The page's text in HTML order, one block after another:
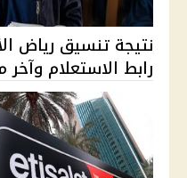
نتيجة تنسيق رياض
رابط الاستعلام